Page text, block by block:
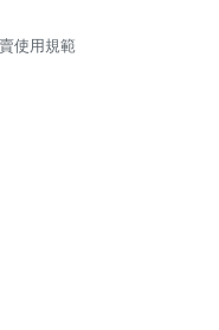
使用規範